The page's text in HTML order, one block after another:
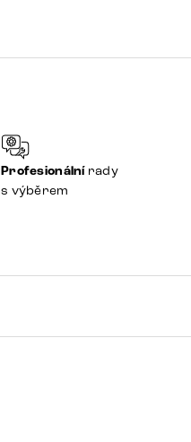
Profesionálnírady
s výběrem